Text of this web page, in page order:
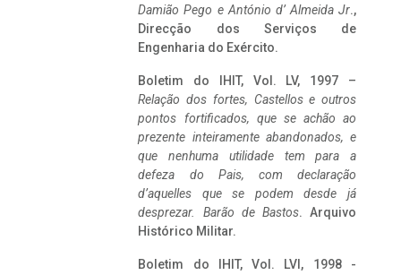
Damião Pego e António d’ Almeida Jr.,
Direcção dos Serviços de
Engenharia do Exército.
Boletim do IHIT, Vol. LV, 1997 –
Relação dos fortes, Castellos e outros
pontos fortificados, que se achão ao
prezente inteiramente abandonados, e
que nenhuma utilidade tem para a
defeza do Pais, com declaração
d’aquelles que se podem desde já
desprezar. Barão de Bastos. Arquivo
Histórico Militar.
Boletim do IHIT, Vol. LVI, 1998 -